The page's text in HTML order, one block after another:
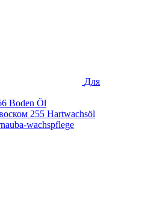
Для
Boden Öl
255 Hartwachsöl
wachspflege